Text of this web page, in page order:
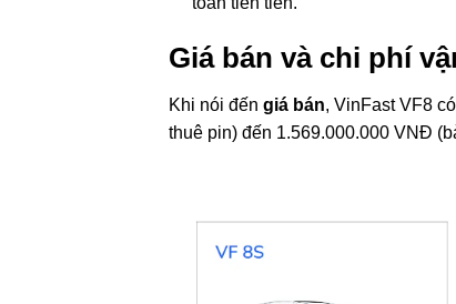
Giá bán và chi phí
Khi nói đến giá bán, VinFast VF8
thuê pin) đến 1.569.000.000 VNĐ